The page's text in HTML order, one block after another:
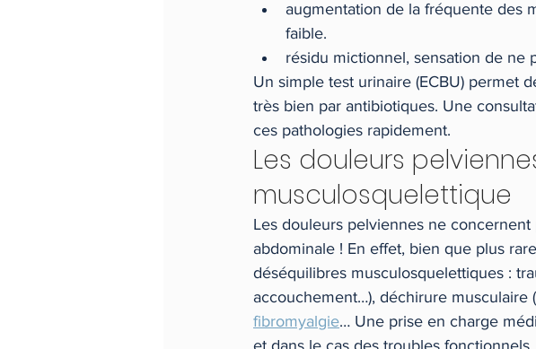
augmentation de la fréquente des
faible.
résidu mictionnel, sensation de ne
Un simple test urinaire (ECBU) permet
très bien par antibiotiques. Une
ces pathologies rapidement.
Les douleurs
musculosquelettique
Les douleurs pelviennes ne
abdominale ! En effet, bien que plus
déséquilibres musculosquelettiques :
accouchement…), déchirure musculaire
fibromyalgie… Une prise en charge